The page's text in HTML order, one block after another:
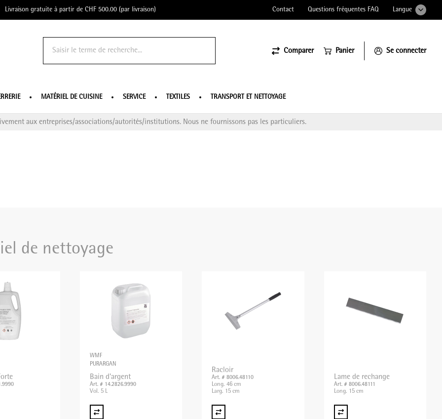
Livraison gratuite à partir de CHF 500.00 (par livraison) Contact Questions fréquentes FAQ Langue
Comparer Panier Se connecter
MATÉRIEL DE CUISINE SERVICE TEXTILES TRANSPORT ET NETTOYAGE
aux entreprises/associations/autorités/institutions. Nous ne fournissons pas les particuliers.
de nettoyage
WMF
PURARGAN
Bain d'argent
Art. # 14.2826.9990
Vol. 5 L
Racloir
Art. # 8006.48110
Long. 46 cm
Larg. 15 cm
Lame de rechange
Art. # 8006.48111
Long. 15 cm